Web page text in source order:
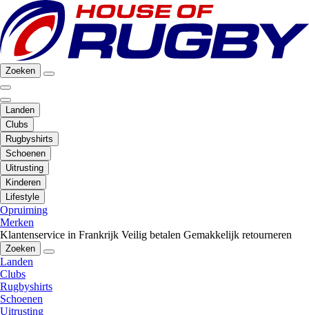
Zoeken
Landen
Clubs
Rugbyshirts
Schoenen
Uitrusting
Kinderen
Lifestyle
Opruiming
Merken
Klantenservice in Frankrijk Veilig betalen Gemakkelijk retourneren
Zoeken
Landen
Clubs
Rugbyshirts
Schoenen
Uitrusting